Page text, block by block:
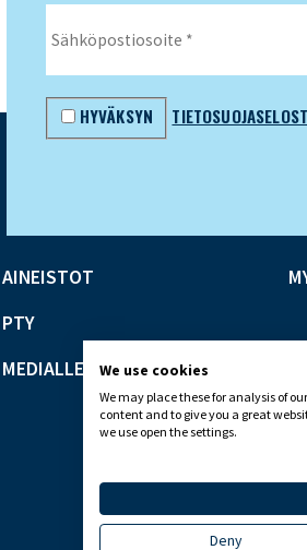
HYVÄKSYN
AINEISTOT
PTY
MEDIALLE
We use cookies
We may place these for analysis of
content and to give you a great
we use open the settings.
Deny